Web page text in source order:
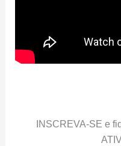
INSCREVA-SE e